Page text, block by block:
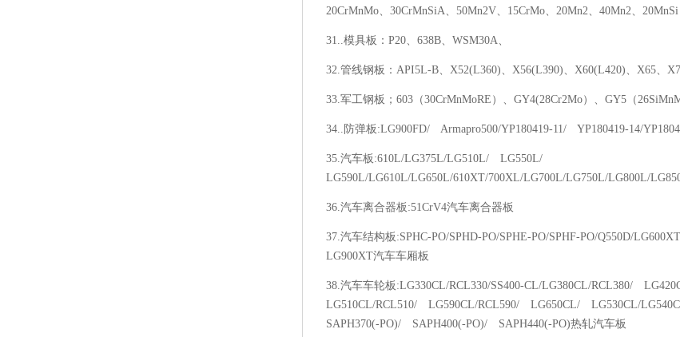
20CrMnMo、30CrMnSiA、50Mn2V、15CrMo、20Mn2、40Mn2、20MnSi
31..模具板：P20、638B、WSM30A、
32.管线钢板：API5L-B、X52(L360)、X56(L390)、X60(L420)、X65、
33.军工钢板；603（30CrMnMoRE）、GY4(28Cr2Mo）、GY5（
34..防弹板:LG900FD/ Armapro500/YP180419-11/ YP180419-14/
35.汽车板:610L/LG375L/LG510L/ LG550L/
LG590L/LG610L/LG650L/610XT/700XL/LG700L/LG750L/LG800L/
36.汽车离合器板:51CrV4汽车离合器板
37.汽车结构板:SPHC-PO/SPHD-PO/SPHE-PO/SPHF-PO/Q550D/
LG900XT汽车车厢板
38.汽车车轮板:LG330CL/RCL330/SS400-CL/LG380CL/RCL380/
LG510CL/RCL510/ LG590CL/RCL590/ LG650CL/ LG530CL/
SAPH370(-PO)/ SAPH400(-PO)/ SAPH440(-PO)热轧汽车板